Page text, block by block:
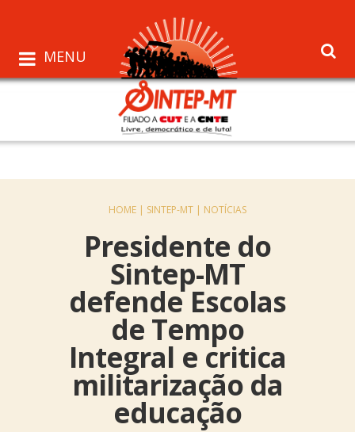
MENU
HOME | SINTEP-MT | NOTÍCIAS
Presidente do
Sintep-MT
defende Escolas
de Tempo
Integral e critica
militarização da
educação